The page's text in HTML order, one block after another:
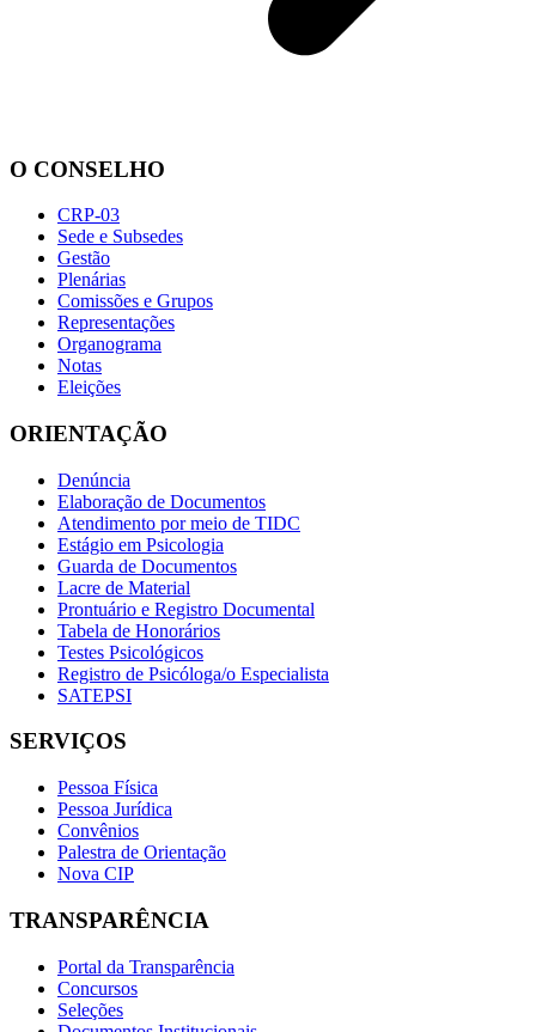
O CONSELHO
CRP-03
Sede e Subsedes
Gestão
Plenárias
Comissões e Grupos
Representações
Organograma
Notas
Eleições
ORIENTAÇÃO
Denúncia
Elaboração de Documentos
Atendimento por meio de TIDC
Estágio em Psicologia
Guarda de Documentos
Lacre de Material
Prontuário e Registro Documental
Tabela de Honorários
Testes Psicológicos
Registro de Psicóloga/o Especialista
SATEPSI
SERVIÇOS
Pessoa Física
Pessoa Jurídica
Convênios
Palestra de Orientação
Nova CIP
TRANSPARÊNCIA
Portal da Transparência
Concursos
Seleções